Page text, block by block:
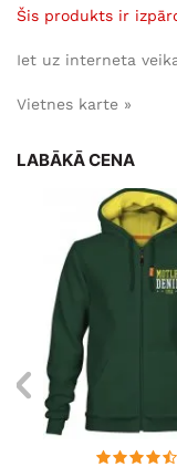
Šis produkts ir
Iet uz interneta
Vietnes karte »
LABĀKĀ CENA